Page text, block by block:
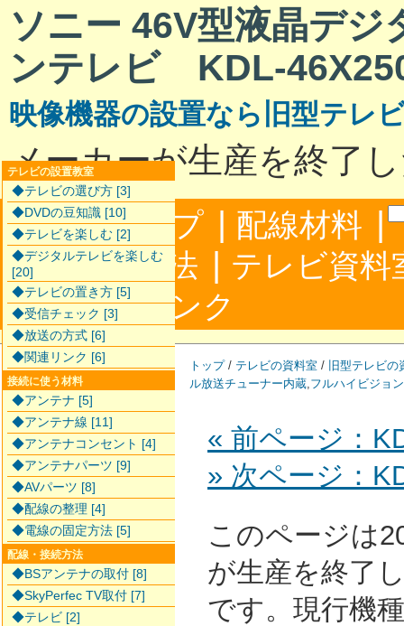
ソニー 46V型液晶デジ
ンテレビ KDL-
映像機器の設置なら旧型テレ
メーカーが生産を終了
サイトマップ | 配線材料 |
配線接続方法 | テレビ資料
合わせ|リンク
トップ/ テレビの資料室 / 旧型テレビの
ル放送チューナー内蔵,フルハイビジョ
« 前ページ：
» 次ページ：
このページは
が生産を終了
です。現行機
テレビの設置教室
◆テレビの選び方 [3]
◆DVDの豆知識 [10]
◆テレビを楽しむ [2]
◆デジタルテレビを楽しむ
[20]
◆テレビの置き方 [5]
◆受信チェック [3]
◆放送の方式 [6]
◆関連リンク [6]
接続に使う材料
◆アンテナ [5]
◆アンテナ線 [11]
◆アンテナコンセント [4]
◆アンテナパーツ [9]
◆AVパーツ [8]
◆配線の整理 [4]
◆電線の固定方法 [5]
配線・接続方法
◆BSアンテナの取付 [8]
◆SkyPerfec TV取付 [7]
◆テレビ [2]